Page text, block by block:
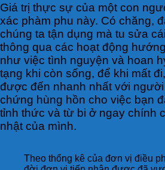
Giá trị thực sự của một con
xác phàm phu này. Có chăng,
chúng ta tận dụng mà tu sửa
thông qua các hoạt động
như việc tình nguyện và hoan
tạng khi còn sống, để khi mất
được đến nhanh nhất với
chứng hùng hồn cho việc bạn
tỉnh thức và từ bi ở ngay chính
nhật của mình.
Theo thống kê của đơn vị điều